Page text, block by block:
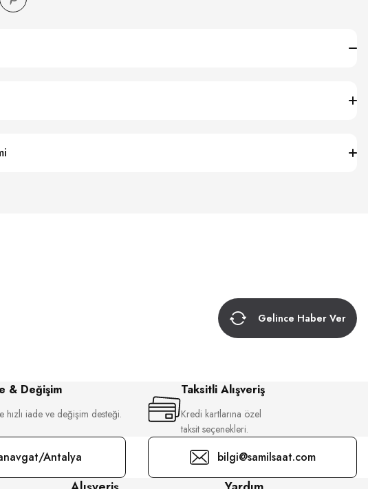
Gelince Haber Ver
& Değişim
hızlı iade ve değişim desteği.
Taksitli Alışveriş
Kredi kartlarına özel
taksit seçenekleri.
Antalya bilgi@samilsaat.com